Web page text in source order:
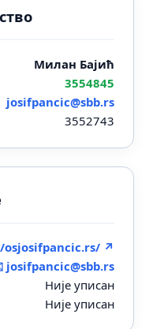
Милан Бајић
3554845
josifpancic@sbb.rs
3552743
osjosifpancic.rs/ ↗
josifpancic@sbb.rs
Није уписан
Није уписан